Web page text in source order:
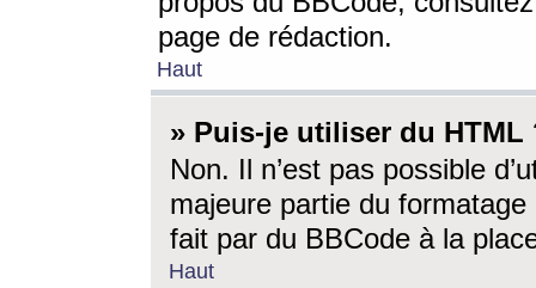
page de rédaction.
Haut
» Puis-je utiliser du HTML
Non. Il n’est pas possible
majeure partie du
fait par du BBCode à la
Haut